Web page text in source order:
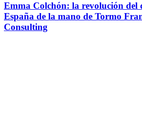
Emma Colchón: la revolución del
España de la mano de Tormo
Consulting